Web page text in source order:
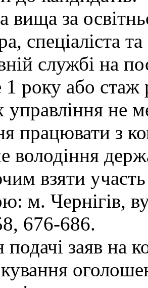
вища за
спеціаліста
службі на
року або стаж
управління не
працювати з
володіння
взяти участь
м. Чернігів,
676-686.
подачі заяв на